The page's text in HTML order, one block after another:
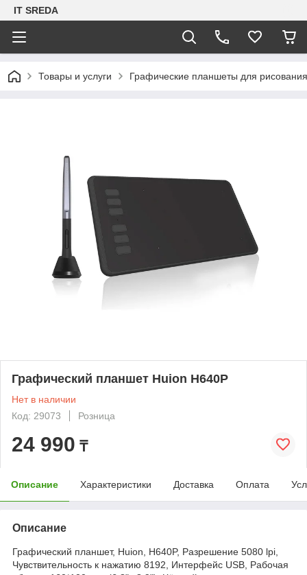
IT SREDA
Товары и услуги Графические планшеты для рисования
Графический планшет Huion H640P
Нет в наличии
Код: 29073
Розница
24 990 ₸
Описание Характеристики Доставка Оплата
Описание
Графический планшет, Huion, H640P, Разрешение 5080 lpi,
Чувствительность к нажатию 8192, Интерфейс USB, Рабочая